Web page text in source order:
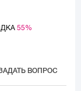
55%
ВОПРОС